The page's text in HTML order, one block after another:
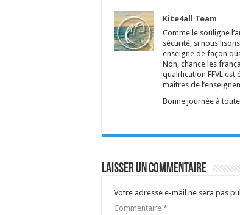
Kite4all Team
Comme le souligne
sécurité, si nous
enseigne de façon
Non, chance les
qualification FFVL est
maitres de
Bonne journée à
Laisser un commentaire
Votre adresse e-mail ne sera pas
Commentaire *